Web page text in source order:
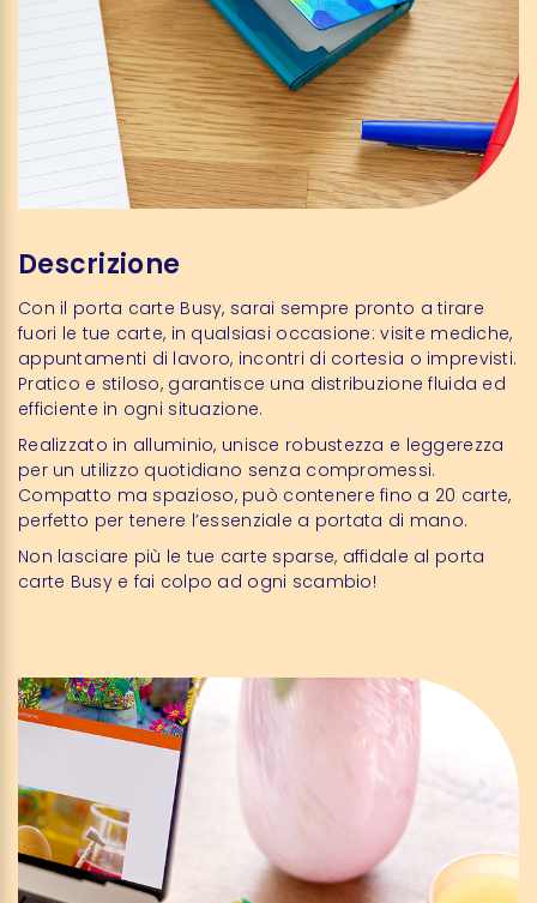
Descrizione
Con il porta carte Busy, sarai sempre pronto a tirare
fuori le tue carte, in qualsiasi occasione: visite mediche,
appuntamenti di lavoro, incontri di cortesia o imprevisti.
Pratico e stiloso, garantisce una distribuzione fluida ed
efficiente in ogni situazione.
Realizzato in alluminio, unisce robustezza e leggerezza
per un utilizzo quotidiano senza compromessi.
Compatto ma spazioso, può contenere fino a 20 carte,
perfetto per tenere l’essenziale a portata di mano.
Non lasciare più le tue carte sparse, affidale al porta
carte Busy e fai colpo ad ogni scambio!